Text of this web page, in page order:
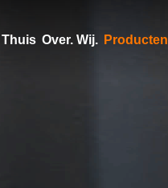
Thuis Over. Wij. Producten